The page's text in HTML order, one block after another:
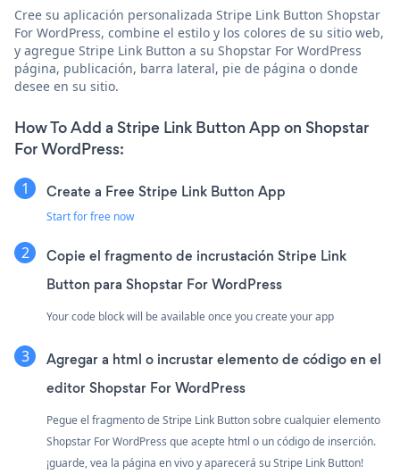
Cree su aplicación personalizada Stripe Link Button Shopstar
For WordPress, combine el estilo y los colores de su sitio web,
y agregue Stripe Link Button a su Shopstar For WordPress
página, publicación, barra lateral, pie de página o donde
desee en su sitio.
How To Add a Stripe Link Button App on Shopstar
For WordPress:
Create a Free Stripe Link Button App
Start for free now
Copie el fragmento de incrustación Stripe Link
Button para Shopstar For WordPress
Your code block will be available once you create your app
Agregar a html o incrustar elemento de código en el
editor Shopstar For WordPress
Pegue el fragmento de Stripe Link Button sobre cualquier elemento
Shopstar For WordPress que acepte html o un código de inserción.
¡guarde, vea la página en vivo y aparecerá su Stripe Link Button!